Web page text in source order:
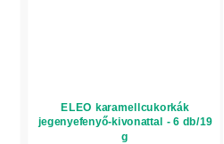
ELEO karamellcukorkák
jegenyefenyő-kivonattal - 6 db/19
g